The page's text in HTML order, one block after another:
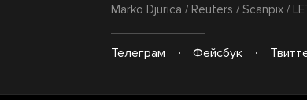
Marko Djurica / Reuters / Scanpix /
Телеграм Фейсбук